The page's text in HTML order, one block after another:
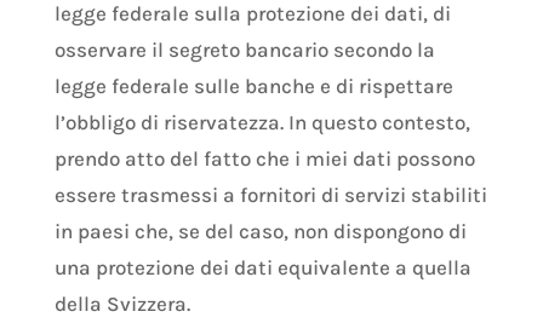
legge federale sulla protezione dei dati, di
osservare il segreto bancario secondo la
legge federale sulle banche e di rispettare
l’obbligo di riservatezza. In questo contesto,
prendo atto del fatto che i miei dati possono
essere trasmessi a fornitori di servizi stabiliti
in paesi che, se del caso, non dispongono di
una protezione dei dati equivalente a quella
della Svizzera.